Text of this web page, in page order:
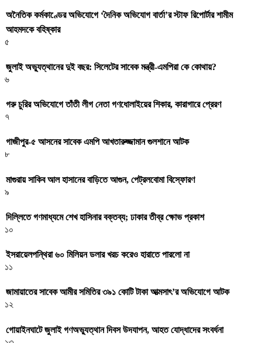
অনৈতিক কর্মকাণ্ডের অভিযোগে ‘দৈনিক অভিযোগ বার্তা’র স্টাফ রিপোর্টার শামীম
আহমদকে বহিষ্কার
৫
জুলাই অভ্যুত্থানের দুই বছর: সিলেটের সাবেক মন্ত্রী-এমপিরা কে কোথায়? ​
৬
গরু চুরির অভিযোগে তাঁতী লীগ নেতা গণধোলাইয়ের শিকার, কারাগারে প্রেরণ
৭
গাজীপুর-৫ আসনের সাবেক এমপি আখতারুজ্জামান গুলশানে আটক
৮
মাগুরায় সাকিব আল হাসানের বাড়িতে আগুন, পেট্রলবোমা বিস্ফোরণ
৯
দিল্লিতে গণমাধ্যমে শেখ হাসিনার বক্তব্য; ঢাকার তীব্র ক্ষোভ প্রকাশ
১০
ইসরায়েলপন্থিরা ৬০ মিলিয়ন ডলার খরচ করেও হারাতে পারলো না
১১
জামায়াতের সাবেক আমীর সমিতির ৩৯১ কোটি টাকা আত্মসাৎ’র অভিযোগে আটক
১২
গোয়াইনঘাটে জুলাই গণঅভ্যুত্থান দিবস উদযাপন, আহত যোদ্ধাদের সংবর্ধনা